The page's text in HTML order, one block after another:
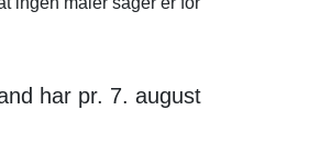
har pr. 7. august